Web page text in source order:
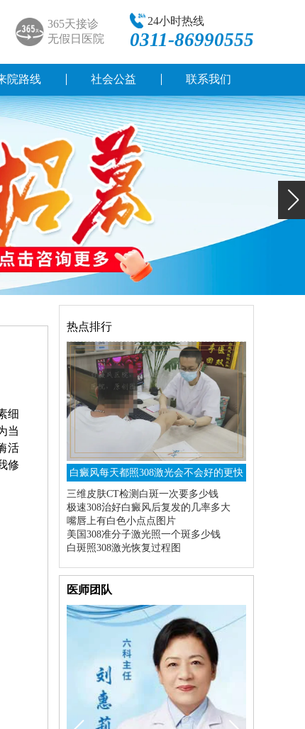
365天接诊
无假日医院
24小时热线
0311-86990555
院路线 社会公益 联系我们
细
当
活
修
热点排行
白癜风每天都照308激光会不会好的更快
三维皮肤CT检测白斑一次要多少钱
极速308治好白癜风后复发的几率多大
嘴唇上有白色小点点图片
美国308准分子激光照一个斑多少钱
白斑照308激光恢复过程图
医师团队